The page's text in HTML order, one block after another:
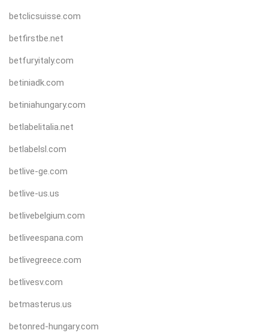
betclicsuisse.com
betfirstbe.net
betfuryitaly.com
betiniadk.com
betiniahungary.com
betlabelitalia.net
betlabelsl.com
betlive-ge.com
betlive-us.us
betlivebelgium.com
betliveespana.com
betlivegreece.com
betlivesv.com
betmasterus.us
betonred-hungary.com